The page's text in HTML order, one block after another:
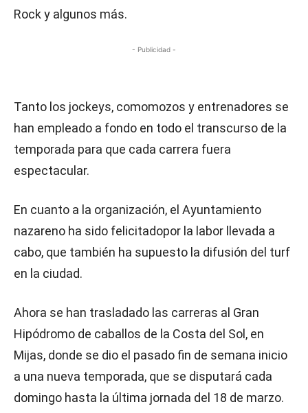
Rock y algunos más.
- Publicidad -
Tanto los jockeys, comomozos y entrenadores se
han empleado a fondo en todo el transcurso de la
temporada para que cada carrera fuera
espectacular.
En cuanto a la organización, el Ayuntamiento
nazareno ha sido felicitadopor la labor llevada a
cabo, que también ha supuesto la difusión del turf
en la ciudad.
Ahora se han trasladado las carreras al Gran
Hipódromo de caballos de la Costa del Sol, en
Mijas, donde se dio el pasado fin de semana inicio
a una nueva temporada, que se disputará cada
domingo hasta la última jornada del 18 de marzo.